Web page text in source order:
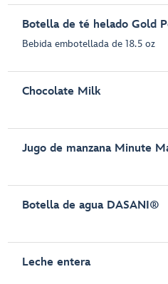
Botella de té helado Gold
Bebida embotellada de 18.5 oz
Chocolate Milk
Jugo de manzana Minute
Botella de agua DASANI®
Leche entera